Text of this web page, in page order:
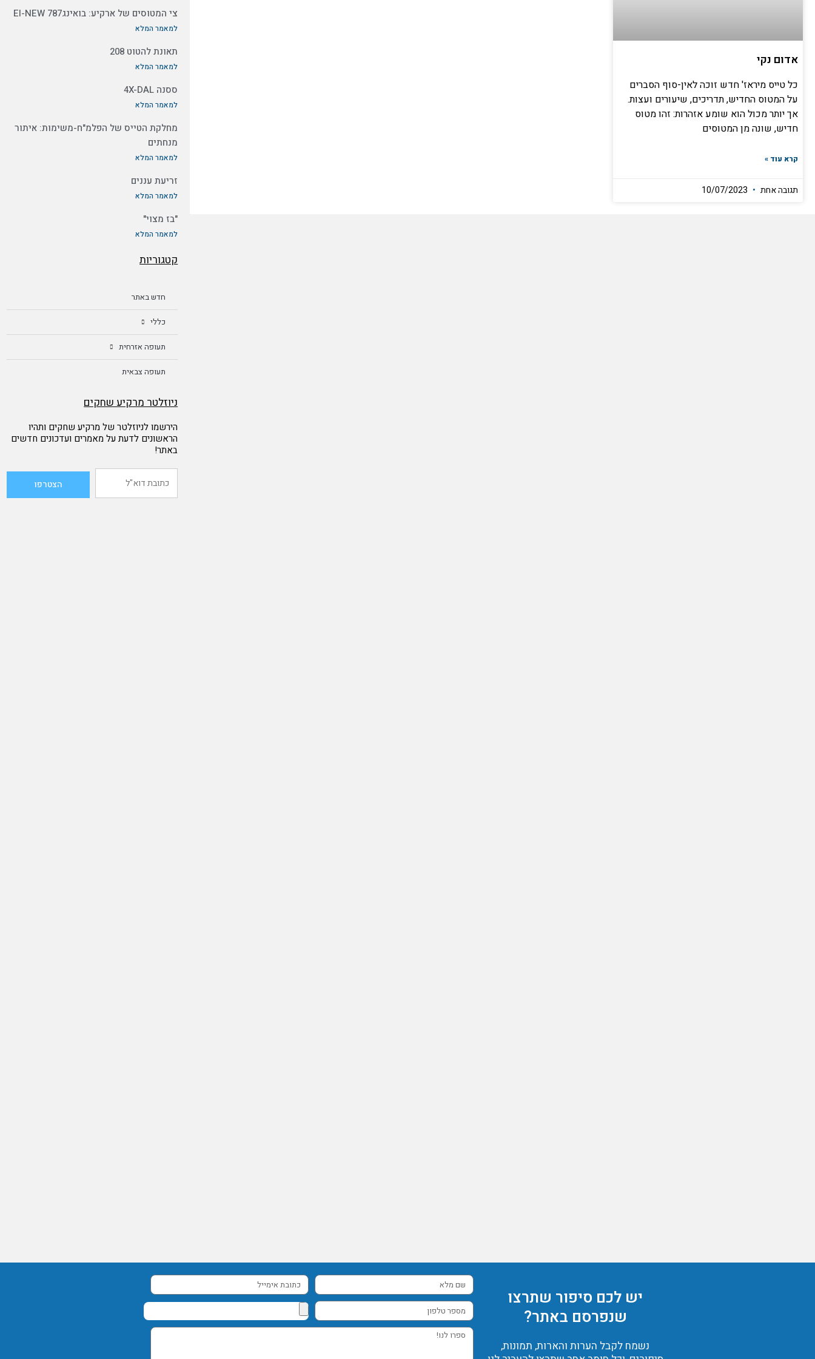
אדום נקי
כל טייס מיראז' חדש זוכה לאין-סוף הסברים
על המטוס החדיש, תדריכים, שיעורים ועצות.
אך יותר מכול הוא שומע אזהרות: זהו מטוס
חדיש, שונה מן המטוסים
קרא עוד »
תגובה אחת
צי המטוסים של ארקיע: בואינג787 EI-NEW
למאמר המלא
תאונת להטוט 208
למאמר המלא
ססנה 4X-DAL
למאמר המלא
מחלקת הטייס של הפלמ"ח-משימות: איתור
מנחתים
למאמר המלא
זריעת עננים
למאמר המלא
"בז מצוי"
למאמר המלא
קטגוריות
חדש באתר
כללי
תעופה אזרחית
תעופה צבאית
ניוזלטר מרקיע שחקים
הירשמו לניוזלטר של מרקיע שחקים ותהיו
הראשונים לדעת על מאמרים ועדכונים חדשים
באתר!
יש לכם סיפור שתרצו
שנפרסם באתר?
נשמח לקבל הערות והארות, תמונות,
שם
מלא
כתובת
אימייל
מספר
טלפון
ספרו